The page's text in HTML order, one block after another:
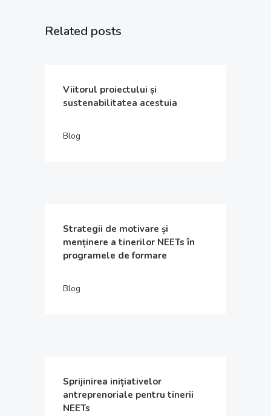
Related posts
Viitorul proiectului și
sustenabilitatea acestuia
Blog
Strategii de motivare și
menținere a tinerilor NEETs în
programele de formare
Blog
Sprijinirea inițiativelor
antreprenoriale pentru tinerii
NEETs